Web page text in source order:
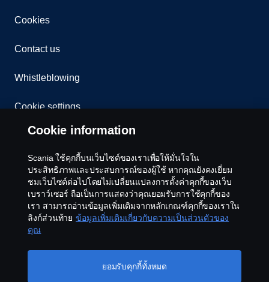
Cookies
Contact us
Whistleblowing
Cookie settings
© Copyright Scania 2026 All rights reserved. Scania
CV AB
Cookie information
Scania ใช้คุกกี้บนเว็บไซต์ของเราเพื่อให้มั่นใจใน
ประสิทธิภาพและประสบการณ์ของผู้ใช้ หากคุณยังคงเยี่ยม
ชมเว็บไซต์ต่อไปโดยไม่เปลี่ยนแปลงการตั้งค่าคุกกี้ของเว็บ
เบราว์เซอร์ ถือเป็นการแสดงว่าคุณยอมรับการใช้คุกกี้ของ
เรา สามารถอ่านข้อมูลเพิ่มเติมจากหลักเกณฑ์คุกกี้ของเราใน
ลิงก์ส่วนท้าย ข้อมูลเพิ่มเติมเกี่ยวกับความเป็นส่วนตัวของ
คุณ
ยอมรับคุกกี้ทั้งหมด